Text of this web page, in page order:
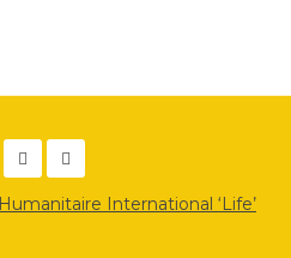
International ‘Life’